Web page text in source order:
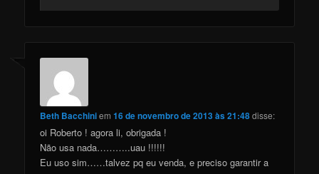
Beth Bacchiniem16 de novembro de 2013 às 21:48disse:
oi Roberto ! agora li, obrigada !
Não usa nada………..uau !!!!!!
Eu uso sim……talvez pq eu venda, e preciso garantir a